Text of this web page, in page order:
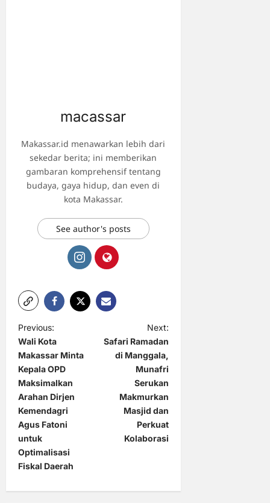
macassar
Makassar.id menawarkan lebih dari
sekedar berita; ini memberikan
gambaran komprehensif tentang
budaya, gaya hidup, dan even di
kota Makassar.
See author's posts
P
o
s
t
n
a
v
i
Previous:
Wali Kota
Makassar Minta
Kepala OPD
Maksimalkan
Arahan Dirjen
Kemendagri
Agus Fatoni
untuk
Optimalisasi
Fiskal Daerah
Next:
Safari Ramadan
di Manggala,
Munafri
Serukan
Makmurkan
Masjid dan
Perkuat
Kolaborasi